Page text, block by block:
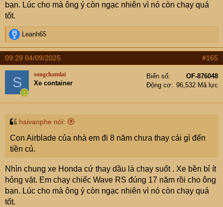
bạn. Lúc cho mà ông ý còn ngạc nhiên vì nó còn chạy quá
tốt.
R
e
a
c
t
o
n
s
Leanh65
09:29 04/09/2025 #165
S songchamlai
Xe container
Biển số
OF-876048
Động cơ
96,532 Mã lực
haivanphe nói:
Con Airblade của nhà em đi 8 năm chưa thay cái gì đến
tiền củ.
Nhìn chung xe Honda cứ thay dầu là chạy suốt . Xe bền bỉ ít
hỏng vặt. Em chạy chiếc Wave RS đúng 17 năm rồi cho ông
bạn. Lúc cho mà ông ý còn ngạc nhiên vì nó còn chạy quá
tốt.